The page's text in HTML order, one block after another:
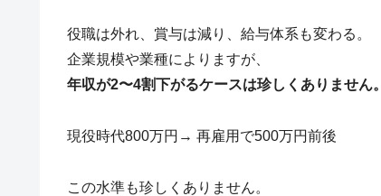
役職は外れ、賞与は減り、給与体系も変わる。
企業規模や業種によりますが、
年収が2〜4割下がるケースは珍しくありません。
現役時代800万円→ 再雇用で500万円前後
この水準も珍しくありません。